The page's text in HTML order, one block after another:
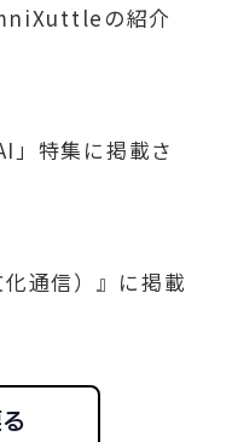
の紹介
」特集に掲載さ
通信）』に掲載